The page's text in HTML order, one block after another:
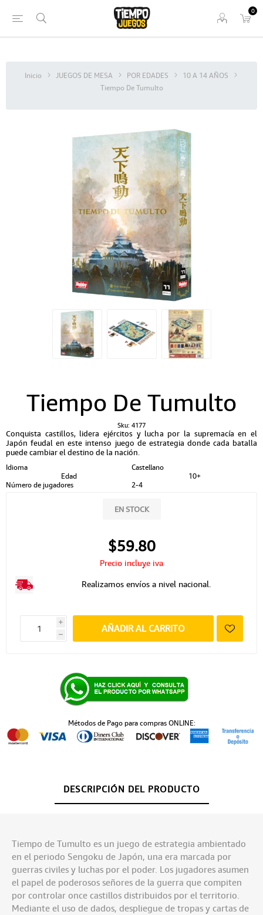
0
Inicio JUEGOS DE MESA POR EDADES
10 A 14 AÑOS
Tiempo De Tumulto
Tiempo De Tumulto
Sku: 4177
Conquista castillos, lidera ejércitos y lucha por la supremacía en el
Japón feudal en este intenso juego de estrategia donde cada batalla
puede cambiar el destino de la nación.
Idioma
Castellano
Edad
10+
Número de jugadores
2-4
EN STOCK
$59.80
Precio incluye iva
Realizamos envíos a nivel nacional.
i
h
AÑADIR AL CARRITO
Métodos de Pago para compras ONLINE:
DESCRIPCIÓN DEL PRODUCTO
Tiempo de Tumulto es un juego de estrategia ambientado
en el periodo Sengoku de Japón, una era marcada por
guerras civiles y luchas por el poder. Los jugadores asumen
el papel de poderosos señores de la guerra que compiten
por controlar once castillos distribuidos por el territorio.
Mediante el uso de dados, despliegue de tropas y cartas de